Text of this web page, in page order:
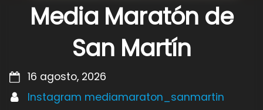
Media Maratón de
San Martín
16 agosto, 2026
Instagram mediamaraton_sanmartin